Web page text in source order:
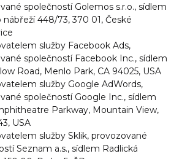
společností Golemos s.r.o., sídlem
nábřeží 448/73, 370 01, České
služby Facebook Ads,
společností Facebook Inc., sídlem
Road, Menlo Park, CA 94025, USA
služby Google AdWords,
společností Google Inc., sídlem
Parkway, Mountain View,
USA
služby Sklik, provozované
Seznam a.s., sídlem Radlická